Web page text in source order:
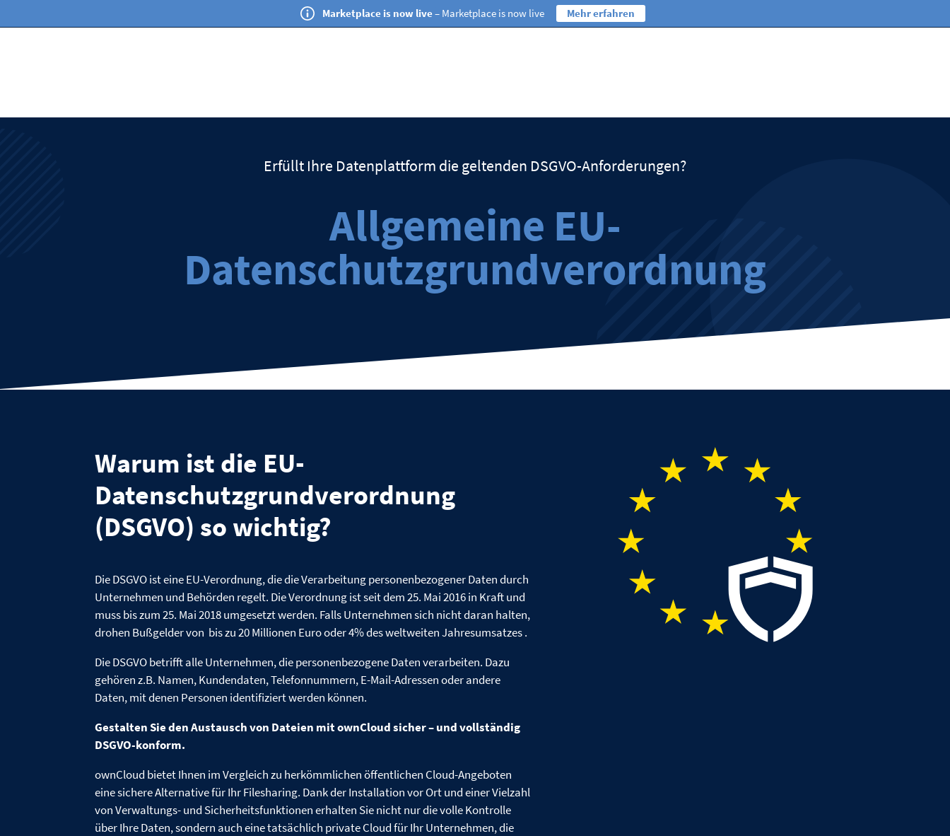
Marketplace is now live– Marketplace is now live Mehr erfahren
Erfüllt Ihre Datenplattform die geltenden DSGVO-Anforderungen?
Allgemeine EU-
Datenschutzgrundverordnung
Warum ist die EU-
Datenschutzgrundverordnung
(DSGVO) so wichtig?
Die DSGVO ist eine EU-Verordnung, die die Verarbeitung personenbezogener Daten durch
Unternehmen und Behörden regelt. Die Verordnung ist seit dem 25. Mai 2016 in Kraft und
muss bis zum 25. Mai 2018 umgesetzt werden. Falls Unternehmen sich nicht daran halten,
drohen Bußgelder von bis zu 20 Millionen Euro oder 4% des weltweiten Jahresumsatzes .
Die DSGVO betrifft alle Unternehmen, die personenbezogene Daten verarbeiten. Dazu
gehören z.B. Namen, Kundendaten, Telefonnummern, E-Mail-Adressen oder andere
Daten, mit denen Personen identifiziert werden können.
Gestalten Sie den Austausch von Dateien mit ownCloud sicher – und vollständig
DSGVO-konform.
ownCloud bietet Ihnen im Vergleich zu herkömmlichen öffentlichen Cloud-Angeboten
eine sichere Alternative für Ihr Filesharing. Dank der Installation vor Ort und einer Vielzahl
von Verwaltungs- und Sicherheitsfunktionen erhalten Sie nicht nur die volle Kontrolle
über Ihre Daten, sondern auch eine tatsächlich private Cloud für Ihr Unternehmen, die